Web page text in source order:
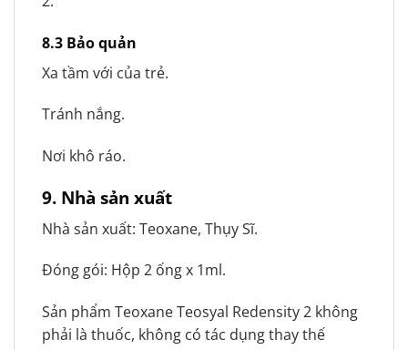
8.3 Bảo quản
Xa tầm với của trẻ.
Tránh nắng.
Nơi khô ráo.
9. Nhà sản xuất
Nhà sản xuất: Teoxane, Thụy Sĩ.
Đóng gói: Hộp 2 ống x 1ml.
Sản phẩm Teoxane Teosyal Redensity 2 không
phải là thuốc, không có tác dụng thay thế